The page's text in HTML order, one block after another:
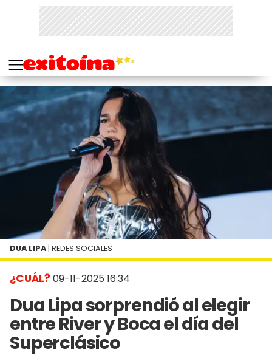
¿CUÁL? 09-11-2025 16:34
Dua Lipa sorprendió al elegir
entre River y Boca el día del
Superclásico
DUA LIPA | REDES SOCIALES